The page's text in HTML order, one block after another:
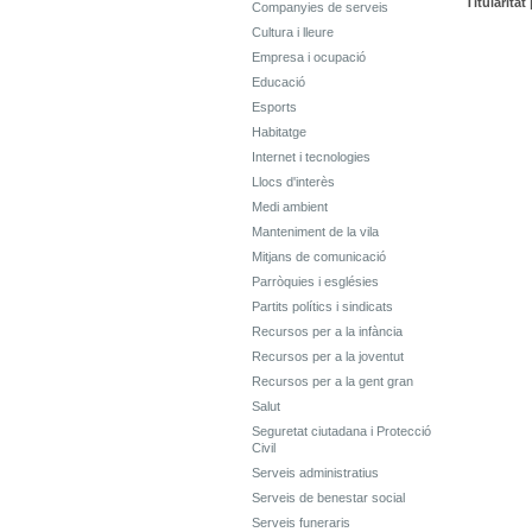
Companyies de serveis
Cultura i lleure
Empresa i ocupació
Educació
Esports
Habitatge
Internet i tecnologies
Llocs d'interès
Medi ambient
Manteniment de la vila
Mitjans de comunicació
Parròquies i esglésies
Partits polítics i sindicats
Recursos per a la infància
Recursos per a la joventut
Recursos per a la gent gran
Salut
Seguretat ciutadana i Protecció
Civil
Serveis administratius
Serveis de benestar social
Serveis funeraris